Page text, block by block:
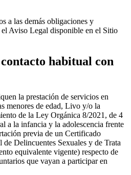
a las demás obligaciones y
Aviso Legal disponible en el Sitio
habitual con
la prestación de servicios en
menores de edad, Livo y/o la
de la Ley Orgánica 8/2021, de 4
a la infancia y la adolescencia frente
previa de un Certificado
Delincuentes Sexuales y de Trata
equivalente vigente) respecto de
que vayan a participar en